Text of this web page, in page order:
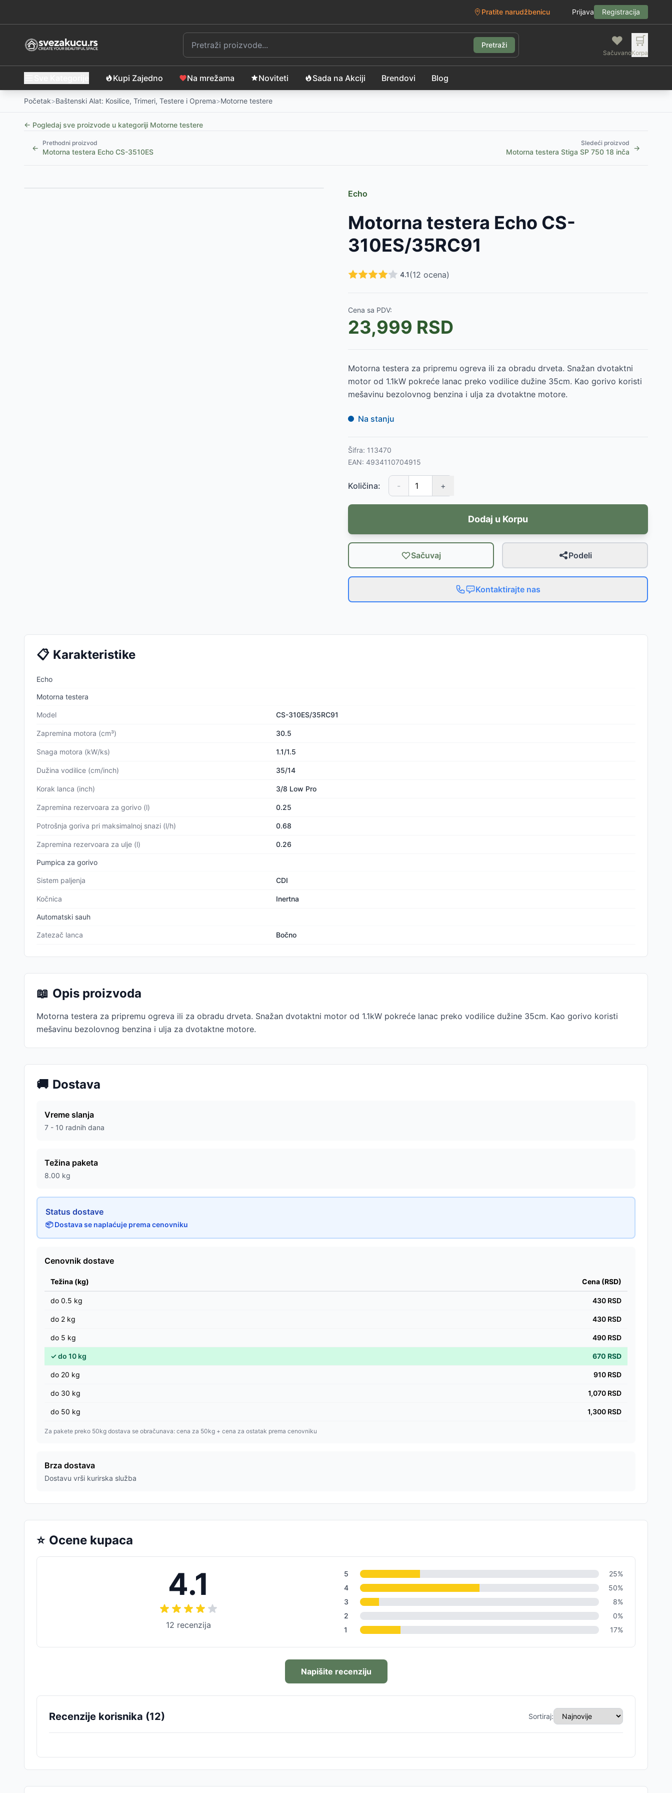
Pratite narudžbenicu Prijava Registracija
Pretraži ❤️
Sačuvano
🛒
Korpa
Kupi Zajedno Na mrežama Noviteti Sada na Akciji Brendovi Blog
Početak>Baštenski Alat: Kosilice, Trimeri, Testere i Oprema>Motorne testere
← Pogledaj sve proizvode u kategoriji Motorne testere
←
Prethodni proizvod
Motorna testera Echo CS-3510ES
Sledeći proizvod
Motorna testera Stiga SP 750 18 inča →
Echo
Motorna testera Echo CS-
310ES/35RC91
4.1(12 ocena)
Cena sa PDV:
23,999 RSD
Motorna testera za pripremu ogreva ili za obradu drveta. Snažan dvotaktni
motor od 1.1kW pokreće lanac preko vodilice dužine 35cm. Kao gorivo koristi
mešavinu bezolovnog benzina i ulja za dvotaktne motore.
Na stanju
Šifra: 113470
EAN: 4934110704915
Količina: - +
Dodaj u Korpu
Sačuvaj Podeli
Kontaktirajte nas
📋 Karakteristike
Echo
Motorna testera
Model CS-310ES/35RC91
Zapremina motora (cm³) 30.5
Snaga motora (kW/ks) 1.1/1.5
Dužina vodilice (cm/inch) 35/14
Korak lanca (inch) 3/8 Low Pro
Zapremina rezervoara za gorivo (l) 0.25
Potrošnja goriva pri maksimalnoj snazi (l/h) 0.68
Zapremina rezervoara za ulje (l) 0.26
Pumpica za gorivo
Sistem paljenja CDI
Kočnica Inertna
Automatski sauh
Zatezač lanca Bočno
📖 Opis proizvoda
Motorna testera za pripremu ogreva ili za obradu drveta. Snažan dvotaktni motor od 1.1kW pokreće lanac preko vodilice dužine 35cm. Kao gorivo koristi
mešavinu bezolovnog benzina i ulja za dvotaktne motore.
🚚 Dostava
Vreme slanja
7 - 10 radnih dana
Težina paketa
8.00 kg
Status dostave
📦 Dostava se naplaćuje prema cenovniku
Cenovnik dostave
Težina (kg) Cena (RSD)
do 0.5 kg 430 RSD
do 2 kg 430 RSD
do 5 kg 490 RSD
✓do 10 kg 670 RSD
do 20 kg 910 RSD
do 30 kg 1,070 RSD
do 50 kg 1,300 RSD
Za pakete preko 50kg dostava se obračunava: cena za 50kg + cena za ostatak prema cenovniku
Brza dostava
Dostavu vrši kurirska služba
⭐ Ocene kupaca
4.1
12 recenzija
5 25%
4
50%
3
8%
2
0%
1
17%
Napišite recenziju
Recenzije korisnika (12) Sortiraj: